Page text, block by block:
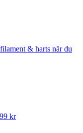
& harts när du
kr